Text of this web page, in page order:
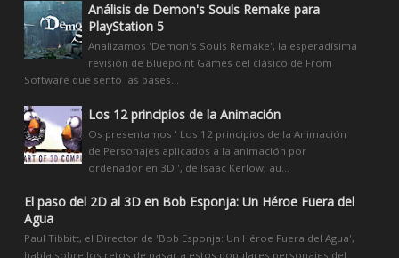
Análisis de Demon's Souls Remake para
PlayStation 5
Analizamos 'Demon's Souls Remake', la esperadísima
revisión de Bluepoint Games del clásico de From
Software que sentó las bases...
Los 12 principios de la Animación
Os presentamos ' Los 12 principios de la Animación
de Personajes aplicados a la animación por
ordenador en 3D ', de Isaac Kerlow, au...
El paso del 2D al 3D en Bob Esponja: Un Héroe Fuera del
Agua
Paul Tibbitt, el Director de 'Bob Esponja: Un Héroe Fuera del Agua',
habla sobre los retos de pasar a estos populares personajes del...